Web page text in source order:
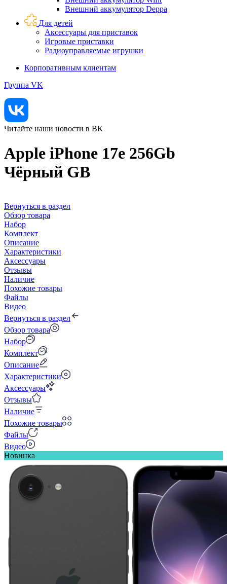
Внешний аккумулятор Deppa
Для детей
Аксессуары для приставок
Игровые приставки
Радиоуправляемые игрушки
Корпоративным клиентам
Группа VK
Читайте наши новости в ВК
Apple iPhone 17e 256Gb
Чёрный GB
Вернуться в раздел
Обзор товара
Набор
Комплект
Описание
Характеристики
Аксессуары
Отзывы
Наличие
Похожие товары
Файлы
Видео
Вернуться в раздел
Обзор товара
Набор
Комплект
Описание
Характеристики
Аксессуары
Отзывы
Наличие
Похожие товары
Файлы
Видео
Новинка